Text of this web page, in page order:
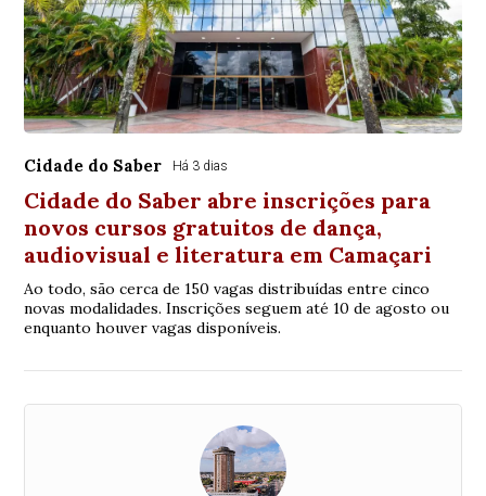
Cidade do Saber Há 3 dias
Cidade do Saber abre inscrições para
novos cursos gratuitos de dança,
audiovisual e literatura em Camaçari
Ao todo, são cerca de 150 vagas distribuídas entre cinco
novas modalidades. Inscrições seguem até 10 de agosto ou
enquanto houver vagas disponíveis.